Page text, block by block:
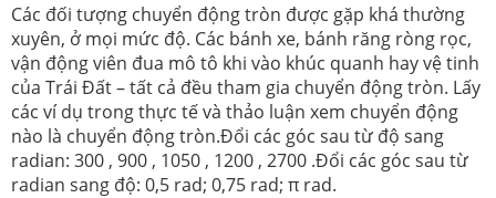
Các đối tượng chuyển động tròn được gặp khá thường
xuyên, ở mọi mức độ. Các bánh xe, bánh răng ròng rọc,
vận động viên đua mô tô khi vào khúc quanh hay vệ tinh
của Trái Đất – tất cả đều tham gia chuyển động tròn. Lấy
các ví dụ trong thực tế và thảo luận xem chuyển động
nào là chuyển động tròn.Đổi các góc sau từ độ sang
radian: 300 , 900 , 1050 , 1200 , 2700 .Đổi các góc sau từ
radian sang độ: 0,5 rad; 0,75 rad; π rad.